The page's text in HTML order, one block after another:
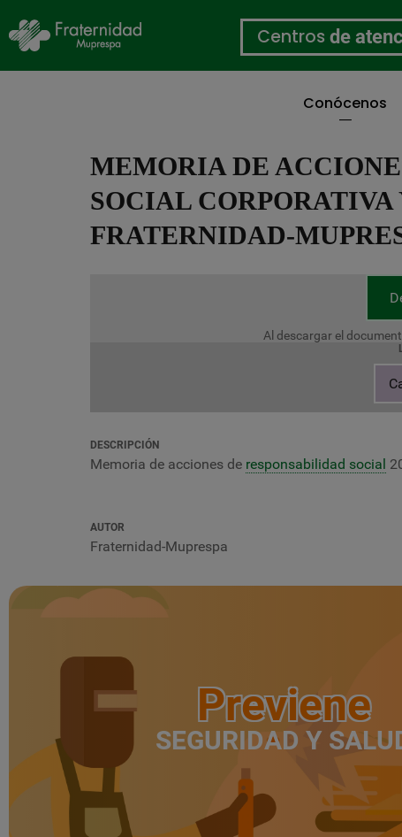
Centros de
Conócenos
MEMORIA DE
SOCIAL CORPORATIVA
FRATERNIDAD-
Al descargar el
DESCRIPCIÓN
Memoria de acciones de responsabilidad social
AUTOR
Fraternidad-Muprespa
Previene
SEGURIDAD Y